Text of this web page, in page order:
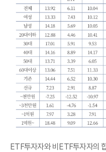
ETF투자자와 비ETF투자자의